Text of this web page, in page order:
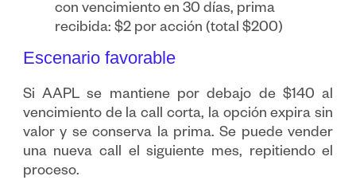
con vencimiento en 30 días, prima
recibida: $2 por acción (total $200)
Escenario favorable
Si AAPL se mantiene por debajo de $140 al
vencimiento de la call corta, la opción expira sin
valor y se conserva la prima. Se puede vender
una nueva call el siguiente mes, repitiendo el
proceso.